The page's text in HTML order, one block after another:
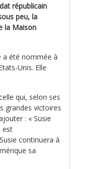
républicain
peu, la
la Maison
a été nommée à
Unis. Elle
qui, selon ses
grandes victoires
: « Susie
est
continuera à
sa